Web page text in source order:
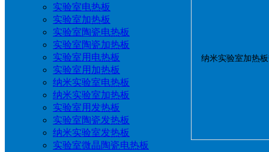
实验室电热板
实验室加热板
实验室陶瓷电热板
实验室陶瓷加热板
实验室用电热板
实验室用加热板
纳米实验室电热板
纳米实验室加热板
实验室用发热板
实验室陶瓷发热板
纳米实验室发热板
实验室微晶陶瓷电热板